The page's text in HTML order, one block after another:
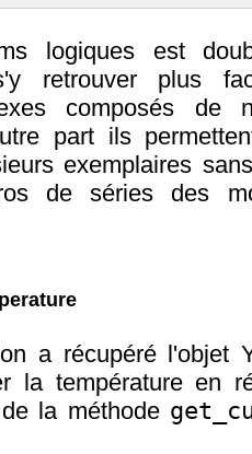
logiques est
retrouver plus
composés de
part ils
exemplaires
de séries des
a récupéré l'objet
la température en
la méthode